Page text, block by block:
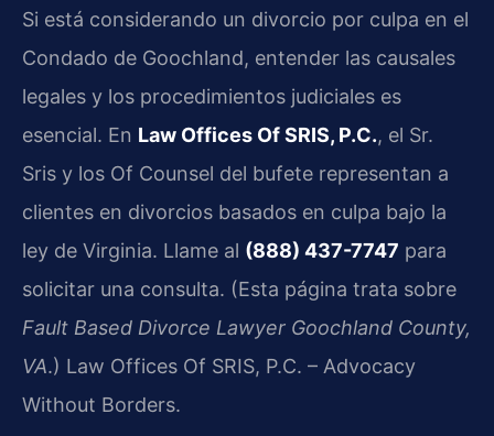
Si está considerando un divorcio por culpa en el
Condado de Goochland, entender las causales
legales y los procedimientos judiciales es
esencial. En Law Offices Of SRIS, P.C., el Sr.
Sris y los Of Counsel del bufete representan a
clientes en divorcios basados en culpa bajo la
ley de Virginia. Llame al (888) 437-7747 para
solicitar una consulta. (Esta página trata sobre
Fault Based Divorce Lawyer Goochland County,
VA.) Law Offices Of SRIS, P.C. – Advocacy
Without Borders.